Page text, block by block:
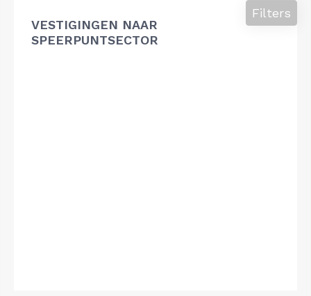
VESTIGINGEN NAAR
SPEERPUNTSECTOR
Filters